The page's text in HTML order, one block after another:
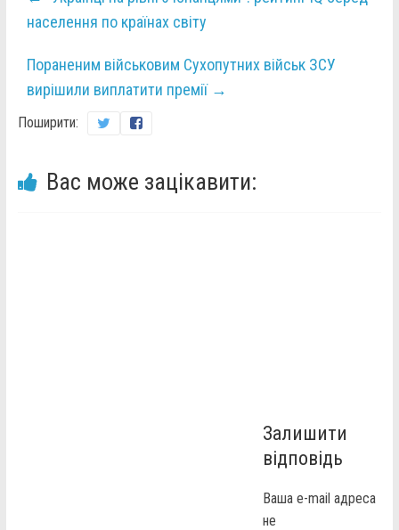
населення по країнах світу
Пораненим військовим Сухопутних військ ЗСУ
вирішили виплатити премії →
Поширити:
Вас може зацікавити:
Залишити
відповідь
Ваша e-mail адреса
не